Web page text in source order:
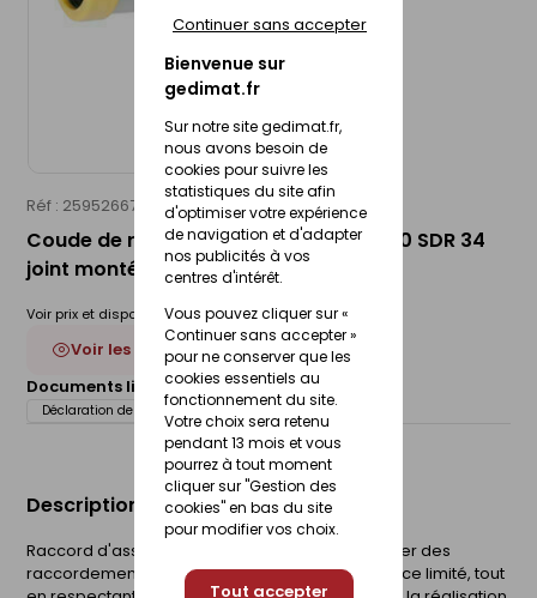
Bienvenue sur
gedimat.fr
Sur notre site gedimat.fr,
nous avons besoin de
cookies pour suivre les
statistiques du site afin
d'optimiser votre expérience
de navigation et d'adapter
nos publicités à vos
centres d'intérêt.
Vous pouvez cliquer sur «
Continuer sans accepter »
pour ne conserver que les
cookies essentiels au
fonctionnement du site.
Votre choix sera retenu
pendant 13 mois et vous
pourrez à tout moment
cliquer sur "Gestion des
cookies" en bas du site
pour modifier vos choix.
Tout accepter
Continuer sans accepter
Réf : 25952667 WAVIN
Coude de raccordement PVC MF 87°30 SDR 34
joint monté - D250
Voir prix et disponibilité en magasin
Voir les 4 déclinaisons
Documents liés :
Fiche technique
Déclaration de performance (DOP)
Description du produit
Raccord d'assainissement permettant d'effectuer des
raccordements dans des configurations à espace limité, tout